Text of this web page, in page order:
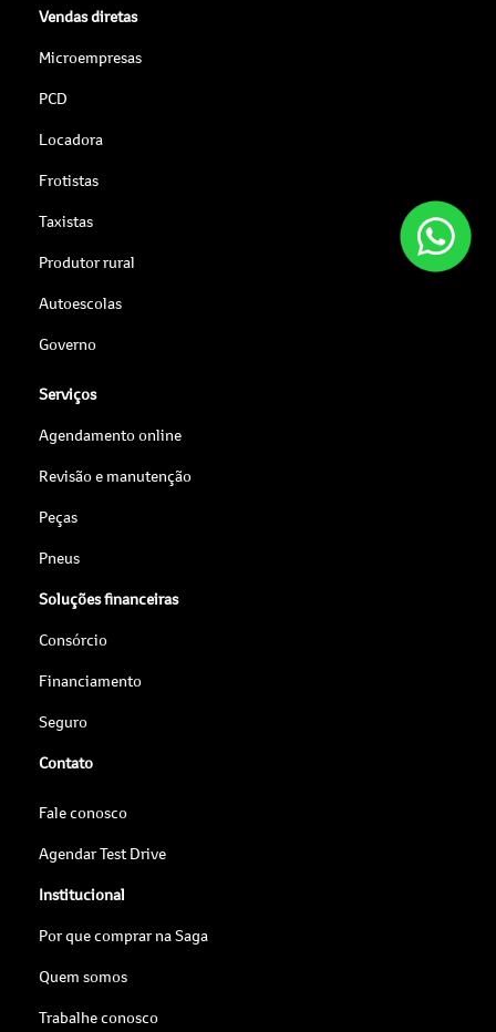
Vendas diretas
Microempresas
PCD
Locadora
Frotistas
Taxistas
Produtor rural
Autoescolas
Governo
Serviços
Agendamento online
Revisão e manutenção
Peças
Pneus
Soluções financeiras
Consórcio
Financiamento
Seguro
Contato
Fale conosco
Agendar Test Drive
Institucional
Por que comprar na Saga
Quem somos
Trabalhe conosco